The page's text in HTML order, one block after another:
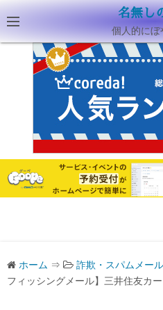
名無し
個人的にぼ
ホーム ⇒ 詐欺・スパムメール
フィッシングメール】三井住友カ